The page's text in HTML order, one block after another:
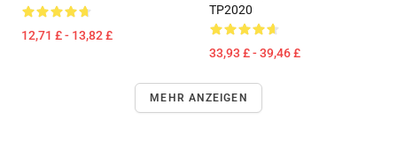
12,71 £ - 13,82 £
TP2020
33,93 £ - 39,46 £
MEHR ANZEIGEN